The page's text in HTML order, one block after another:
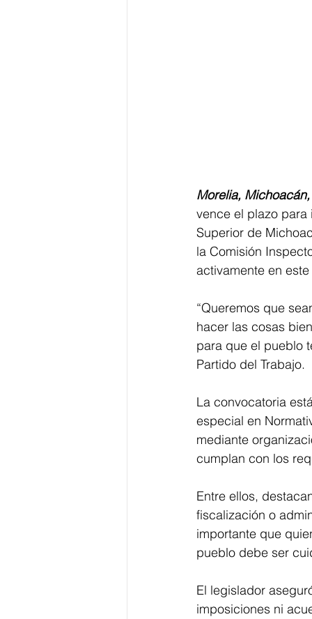
Morelia,
vence el plazo
Superior de
la Comisión
activamente en
“Queremos que
hacer las cosas
para que el pueblo
Partido del Trabajo.
La convocatoria
especial en
mediante
cumplan con los
Entre ellos,
fiscalización o
importante que
pueblo debe ser
El legislador
imposiciones ni